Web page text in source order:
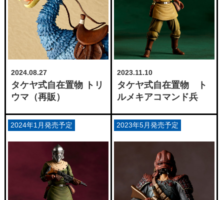
2024.08.27
タケヤ式自在置物 トリ
ウマ（再販）
2023.11.10
タケヤ式自在置物 ト
ルメキアコマンド兵
2024年1月発売予定 2023年5月発売予定